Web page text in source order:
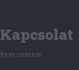
Kapcsolat
Írjon nekünk